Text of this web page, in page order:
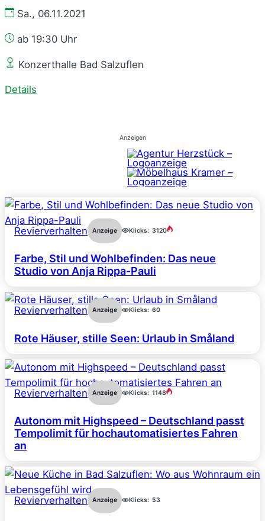
Sa., 06.11.2021
ab 19:30 Uhr
Konzerthalle Bad Salzuflen
Details
Anzeigen
Revierverhalten Anzeige Klicks: 3120
Farbe, Stil und Wohlbefinden: Das neue
Studio von Anja Rippa-Pauli
Revierverhalten Anzeige Klicks: 60
Rote Häuser, stille Seen: Urlaub in Småland
Revierverhalten Anzeige Klicks: 1148
Autonom mit Highspeed – Deutschland passt
Tempolimit für hochautomatisiertes Fahren
an
Revierverhalten Anzeige Klicks: 53